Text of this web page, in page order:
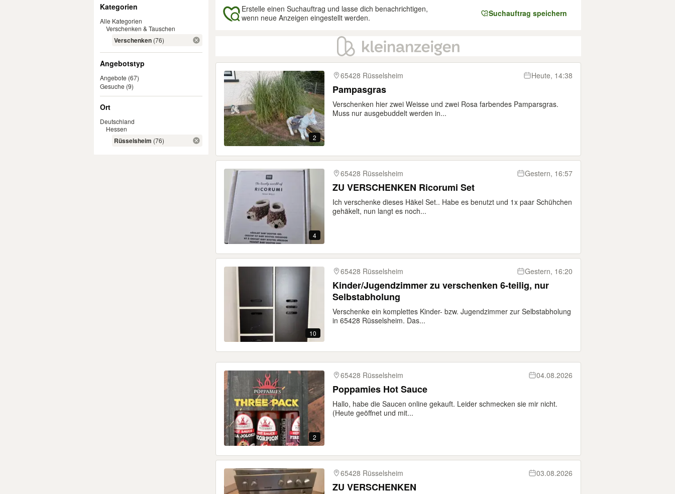
Kategorien
Alle Kategorien
Verschenken & Tauschen
Verschenken (76)
Angebotstyp
Angebote (67)
Gesuche (9)
Ort
Deutschland
Hessen
Rüsselsheim (76)
Erstelle einen Suchauftrag und lasse dich benachrichtigen,
wenn neue Anzeigen eingestellt werden.
Suchauftrag speichern
Ergebnisse
2
65428 Rüsselsheim Heute, 14:38
Pampasgras
Verschenken hier zwei Weisse und zwei Rosa farbendes Pamparsgras.
Muss nur ausgebuddelt werden in...
4
65428 Rüsselsheim Gestern, 16:57
ZU VERSCHENKEN Ricorumi Set
Ich verschenke dieses Häkel Set.. Habe es benutzt und 1x paar Schühchen
gehäkelt, nun langt es noch...
10
65428 Rüsselsheim Gestern, 16:20
Kinder/Jugendzimmer zu verschenken 6-teilig, nur
Selbstabholung
Verschenke ein komplettes Kinder- bzw. Jugendzimmer zur Selbstabholung
in 65428 Rüsselsheim. Das...
2
65428 Rüsselsheim 04.08.2026
Poppamies Hot Sauce
Hallo, habe die Saucen online gekauft. Leider schmecken sie mir nicht.
(Heute geöffnet und mit...
65428 Rüsselsheim 03.08.2026
ZU VERSCHENKEN